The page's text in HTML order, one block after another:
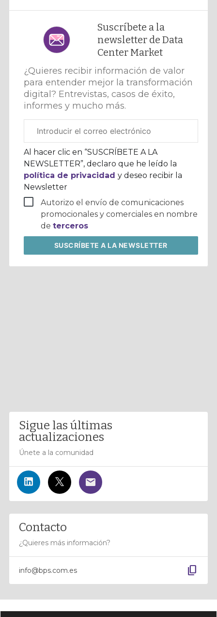
Suscríbete a la
newsletter de Data
Center Market
¿Quieres recibir información de valor
para entender mejor la transformación
digital? Entrevistas, casos de éxito,
informes y mucho más.
electrónico
corporativo
Al hacer clic en “SUSCRÍBETE A LA
NEWSLETTER”, declaro que he leído la
política de privacidady deseo recibir la
Newsletter
Autorizo el envío de comunicaciones
promocionales y comerciales en nombre
deterceros
SUSCRÍBETEA LA NEWSLETTER
Sigue las últimas
actualizaciones
Únete a la comunidad
Contacto
¿Quieres más información?
info@bps.com.es content_copy